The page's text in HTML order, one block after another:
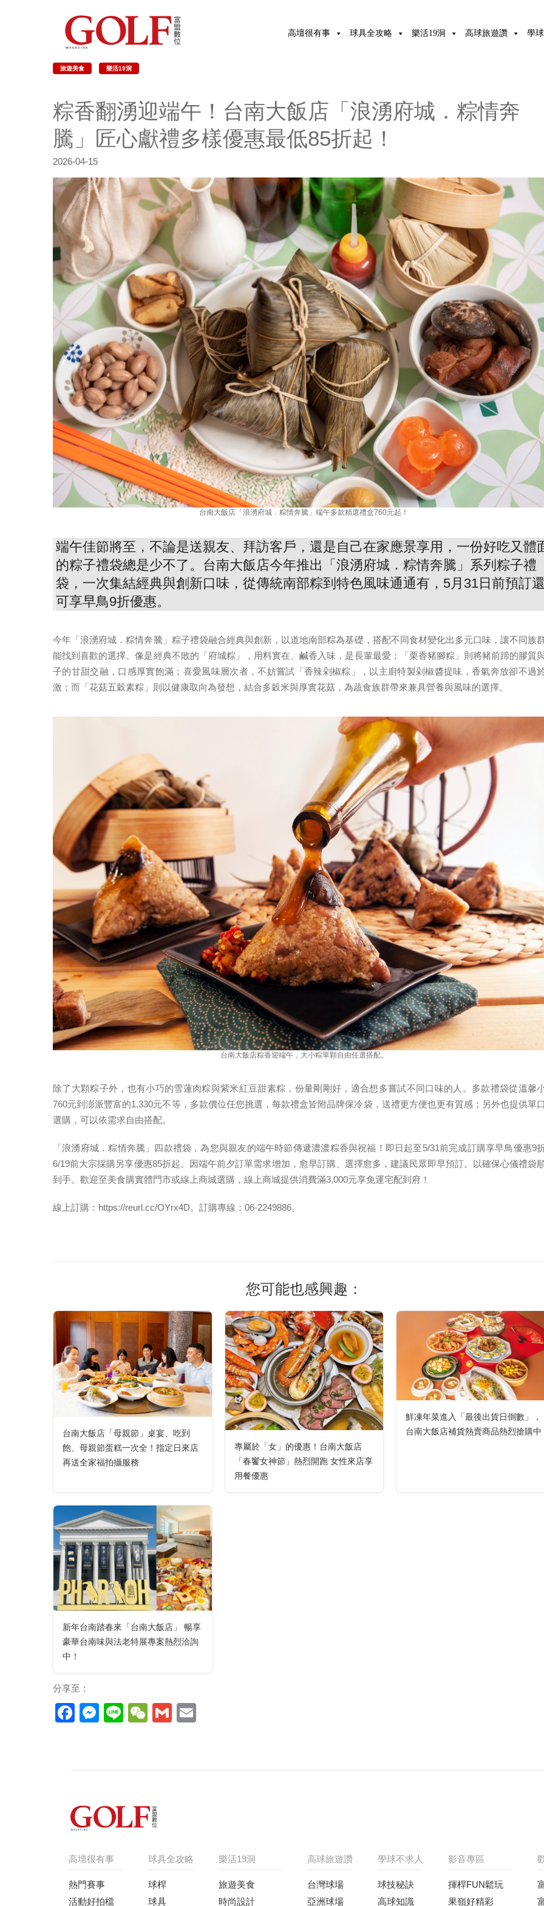
高壇很有事 球具全攻略 樂活19洞 高球旅遊讚 學
旅遊美食 樂活19洞
粽香翻湧迎端午！台南大飯店「浪湧府城．粽情奔
騰」匠心獻禮多樣優惠最低85折起！
2026-04-15
台南大飯店「浪湧府城．粽情奔騰」端午多款精選禮盒760元起！
端午佳節將至，不論是送親友、拜訪客戶，還是自己在家應景享用，一份好吃又體
的粽子禮袋總是少不了。台南大飯店今年推出「浪湧府城．粽情奔騰」系列粽子禮
袋，一次集結經典與創新口味，從傳統南部粽到特色風味通通有，5月31日前預訂
可享早鳥9折優惠。
今年「浪湧府城．粽情奔騰」粽子禮袋融合經典與創新，以道地南部粽為基礎，搭配不同食材變化出多元口味，讓不同族
能找到喜歡的選擇。像是經典不敗的「府城粽」，用料實在、鹹香入味，是長輩最愛；「栗香豬腳粽」則將豬前蹄的膠質
子的甘甜交融，口感厚實飽滿；喜愛風味層次者，不妨嘗試「香辣剁椒粽」，以主廚特製剁椒醬提味，香氣奔放卻不過
激；而「花菇五穀素粽」則以健康取向為發想，結合多穀米與厚實花菇，為蔬食族群帶來兼具營養與風味的選擇。
台南大飯店粽香迎端午，大小粽單顆自由任選搭配。
除了大顆粽子外，也有小巧的雪蓮肉粽與紫米紅豆甜素粽，份量剛剛好，適合想多嘗試不同口味的人。多款禮袋從溫馨
760元到澎派豐富的1,330元不等，多款價位任您挑選，每款禮盒皆附品牌保冷袋，送禮更方便也更有質感；另外也提供單
選購，可以依需求自由搭配。
「浪湧府城．粽情奔騰」四款禮袋，為您與親友的端午時節傳遞濃濃粽香與祝福！即日起至5/31前完成訂購享早鳥優惠9
6/19前大宗採購另享優惠85折起。因端午前夕訂單需求增加，愈早訂購、選擇愈多，建議民眾即早預訂。以確保心儀禮袋
到手。歡迎至美食購實體門市或線上商城選購，線上商城提供消費滿3,000元享免運宅配到府！
線上訂購：https://reurl.cc/OYrx4D。訂購專線：06-2249886。
您可能也感興趣：
台南大飯店「母親節」桌宴、吃到
飽、母親節蛋糕一次全！指定日來店
再送全家福拍攝服務
專屬於「女」的優惠！台南大飯店
「春饗女神節」熱烈開跑 女性來店享
用餐優惠
鮮凍年菜進入「最後出貨日倒數」，
台南大飯店補貨熱賣商品熱烈搶購中
新年台南踏春來「台南大飯店」 暢享
豪華台南味與法老特展專案熱烈洽詢
中！
分享至：
Facebook
Messenger
LineWeChat
Gmail
高壇很有事
熱門賽事
活動好拍檔
球具全攻略
球桿
球具
樂活19洞
旅遊美食
時尚設計
高球旅遊讚
台灣球場
亞洲球場
學球不求人
球技秘訣
高球知識
影音專區
揮桿FUN鬆玩
果嶺好精彩